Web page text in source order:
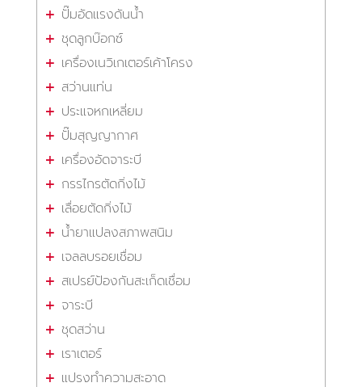
ปั๊มอัดแรงดันน้ำ
ชุดลูกบ๊อกซ์
เครื่องเนวิเกเตอร์เค้าโครง
สว่านแท่น
ประแจหกเหลี่ยม
ปั๊มสุญญากาศ
เครื่องอัดจาระบี
กรรไกรตัดกิ่งไม้
เลื่อยตัดกิ่งไม้
น้ำยาแปลงสภาพสนิม
เจลลบรอยเชื่อม
สเปรย์ป้องกันสะเก็ดเชื่อม
จาระบี
ชุดสว่าน
เราเตอร์
แปรงทำความสะอาด